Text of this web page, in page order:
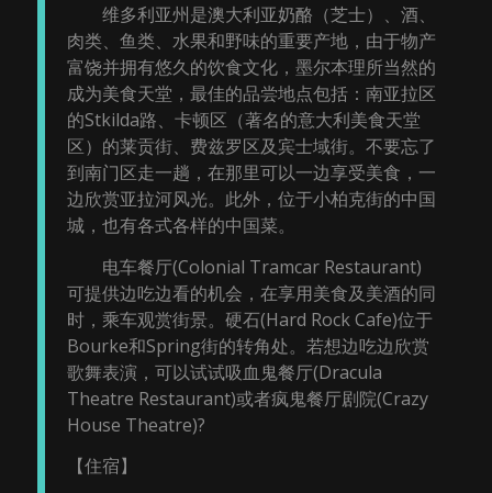
维多利亚州是澳大利亚奶酪（芝士）、酒、
肉类、鱼类、水果和野味的重要产地，由于物产
富饶并拥有悠久的饮食文化，墨尔本理所当然的
成为美食天堂，最佳的品尝地点包括：南亚拉区
的Stkilda路、卡顿区（著名的意大利美食天堂
区）的莱贡街、费兹罗区及宾士域街。不要忘了
到南门区走一趟，在那里可以一边享受美食，一
边欣赏亚拉河风光。此外，位于小柏克街的中国
城，也有各式各样的中国菜。
电车餐厅(Colonial Tramcar Restaurant)
可提供边吃边看的机会，在享用美食及美酒的同
时，乘车观赏街景。硬石(Hard Rock Cafe)位于
Bourke和Spring街的转角处。若想边吃边欣赏
歌舞表演，可以试试吸血鬼餐厅(Dracula
Theatre Restaurant)或者疯鬼餐厅剧院(Crazy
House Theatre)?
【住宿】